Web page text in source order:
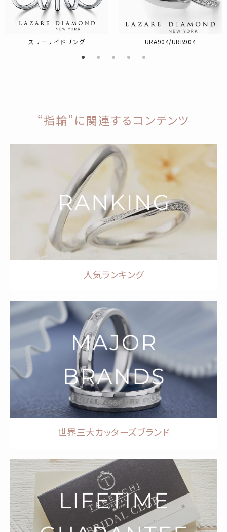
スリーサイドリング URA904/URB904
“指輪”に関連するコンテンツ
人気ランキング
世界三大カッターズブランド